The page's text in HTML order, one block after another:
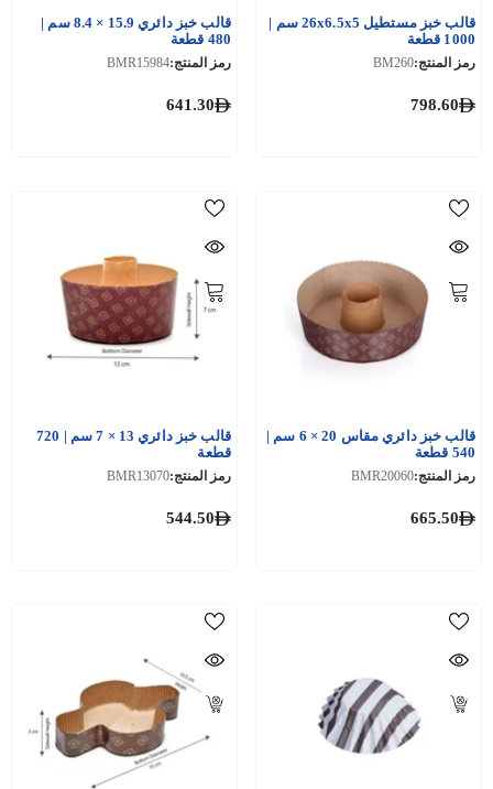
قالب خبز مستطيل 26x6.5x5 سم |
1000 قطعة
رمز المنتج:BM260
798.60
قالب خبز دائري 15.9 × 8.4 سم |
480 قطعة
رمز المنتج:BMR15984
641.30
قالب خبز دائري مقاس 20 × 6 سم |
540 قطعة
رمز المنتج:BMR20060
665.50
قالب خبز دائري 13 × 7 سم | 720
قطعة
رمز المنتج:BMR13070
544.50